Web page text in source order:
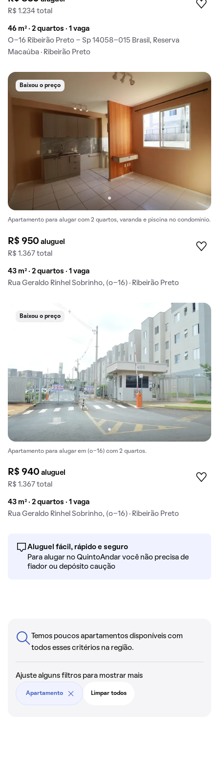
R$ 1.234 total
46 m² · 2 quartos · 1 vaga
O-16 Ribeirão Preto - Sp 14058-015 Brasil, Reserva
Macaúba · Ribeirão Preto
Baixou o preço
Apartamento para alugar com 2 quartos, varanda e piscina no condomínio.
R$ 950aluguel
R$ 1.367 total
43 m² · 2 quartos · 1 vaga
Rua Geraldo Rinhel Sobrinho, (o-16) · Ribeirão Preto
Baixou o preço
Apartamento para alugar em (o-16) com 2 quartos.
R$ 940aluguel
R$ 1.367 total
43 m² · 2 quartos · 1 vaga
Rua Geraldo Rinhel Sobrinho, (o-16) · Ribeirão Preto
Aluguel fácil, rápido e seguro
Para alugar no QuintoAndar você não precisa de
fiador ou depósito caução
Temos poucos apartamentos disponíveis com
todos esses critérios na região.
Ajuste alguns filtros para mostrar mais
Apartamento Limpar todos